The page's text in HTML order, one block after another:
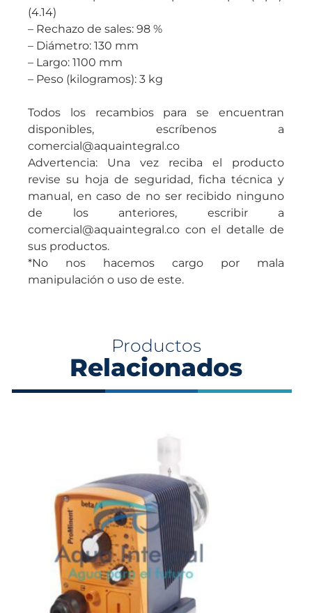
(4.14)
– Rechazo de sales: 98 %
– Diámetro: 130 mm
– Largo: 1100 mm
– Peso (kilogramos): 3 kg
Todos los recambios para se encuentran
disponibles, escríbenos a
comercial@aquaintegral.co
Advertencia: Una vez reciba el producto
revise su hoja de seguridad, ficha técnica y
manual, en caso de no ser recibido ninguno
de los anteriores, escribir a
comercial@aquaintegral.co con el detalle de
sus productos.
*No nos hacemos cargo por mala
manipulación o uso de este.
Productos
Relacionados